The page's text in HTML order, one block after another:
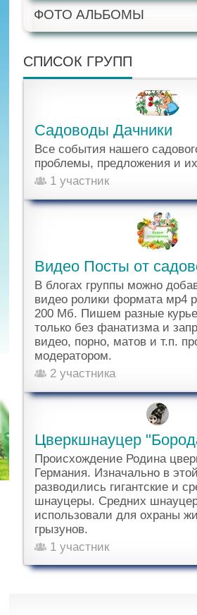
ФОТО АЛЬБОМЫ
СПИСОК ГРУПП
Садоводы Дачники
Все события нашего
проблемы, предложения и
1 участник
Видео Посты от
В блогах группы можно
видео ролики формата мр4
200 Мб. Пишем разные
только без фанатизма и
видео, порно, матов и т.п.
модератором.
2 участника
Цверкшнауцер
Происхождение Родина
Германия. Изначально в
разводились гигантские и
шнауцеры. Средних
использовали для охраны
грызунов.
1 участник